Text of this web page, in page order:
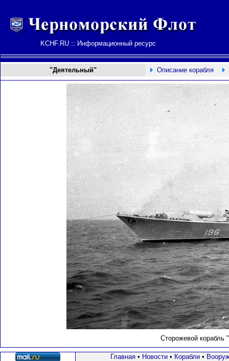
KCHF.RU :: Информационный ресурс
"Деятельный" Описание корабля
Сторожевой корабль
Главная• Новости• Корабли•